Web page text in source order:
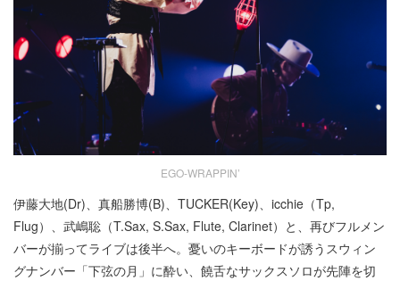
EGO-WRAPPIN’
伊藤大地(Dr)、真船勝博(B)、TUCKER(Key)、icchie（Tp,
Flug）、武嶋聡（T.Sax, S.Sax, Flute, Clarinet）と、再びフルメン
バーが揃ってライブは後半へ。憂いのキーボードが誘うスウィン
グナンバー「下弦の月」に酔い、饒舌なサックスソロが先陣を切